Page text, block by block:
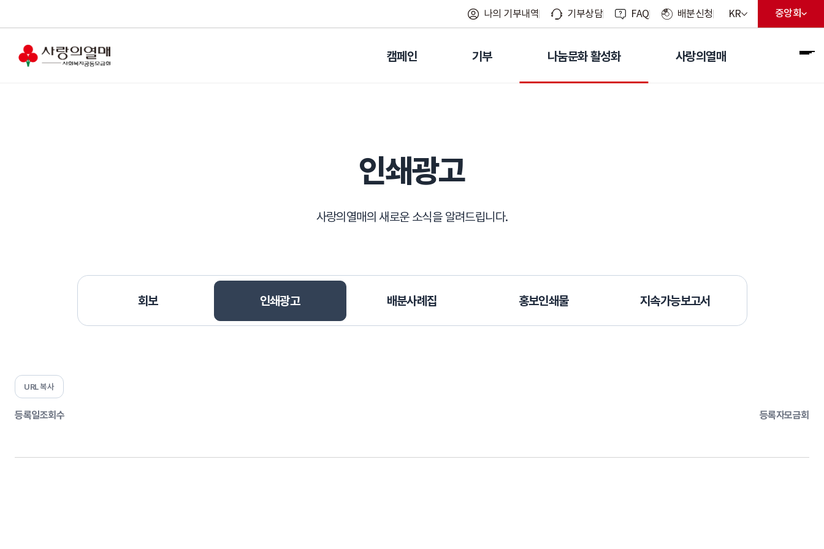
나의 기부내역 기부상담 FAQ 배분신청 언어 선택 메뉴 열기
현재 선택된 언어
KR 지회 선
현재 선
중앙회
캠페인 기부 나눔문화 활성화 사랑의열매
인쇄광고
사랑의열매의 새로운 소식을 알려드립니다.
회보 인쇄광고 배분사례집 홍보인쇄물 지속가능보고서
URL 복사
등록일조회수 등록자모금회